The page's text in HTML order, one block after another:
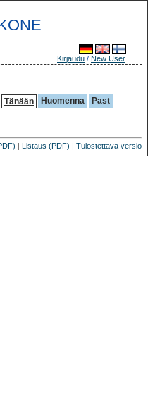
Kirjaudu / New User
Tänään Huomenna
Past
| Listaus (PDF) | Tulostettava versio